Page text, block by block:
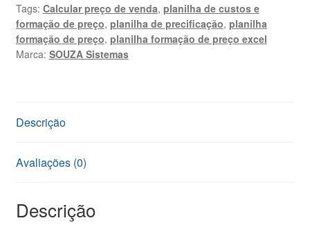
Excel
+
Treinamento
quantidade
Tags: Calcular preço de venda, planilha de custos e
formação de preço, planilha de precificação, planilha
formação de preço, planilha formação de preço excel
Marca: SOUZA Sistemas
Descrição
Avaliações (0)
Descrição